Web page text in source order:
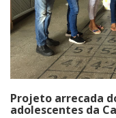
Projeto arrecada
adolescentes da